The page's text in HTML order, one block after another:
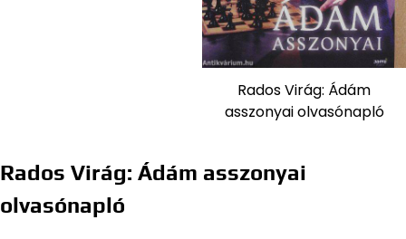
Rados Virág: Ádám
asszonyai olvasónapló
Rados Virág: Ádám asszonyai
olvasónapló